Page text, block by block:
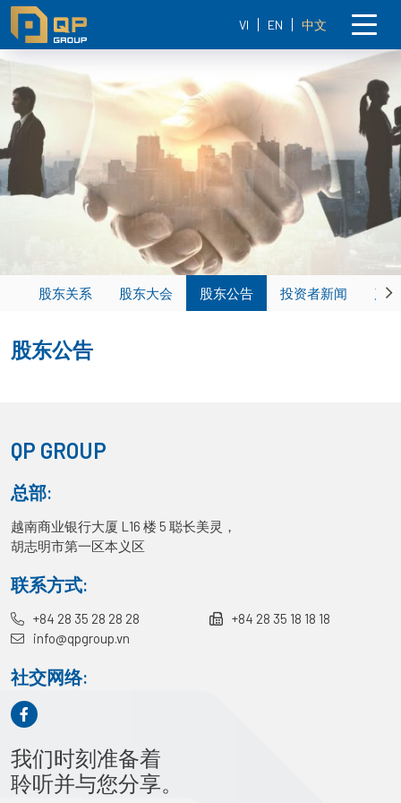
VI EN 中文
股东关系 股东大会 股东公告 投资者新闻 产
股东公告
QP GROUP
总部:
越南商业银行大厦 L16 楼 5 聪长美灵，
胡志明市第一区本义区
联系方式:
+84 28 35 28 28 28
+84 28 35 18 18 18
info@qpgroup.vn
社交网络:
我们时刻准备着
聆听并与您分享。